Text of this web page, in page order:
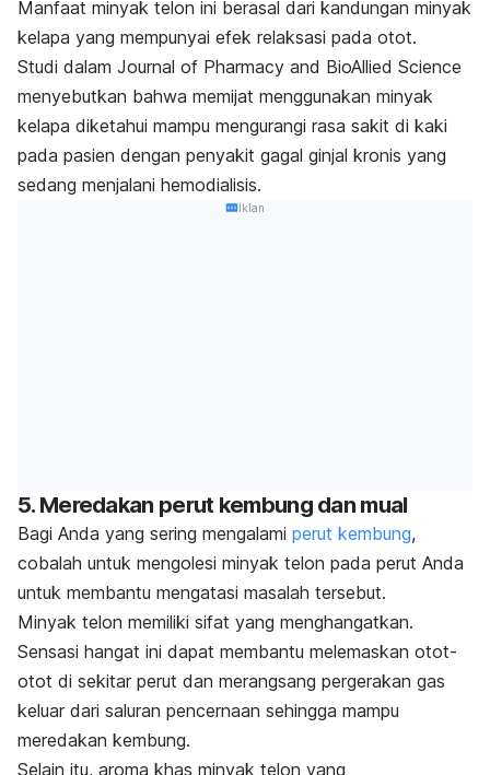
Manfaat minyak telon ini berasal dari kandungan minyak
kelapa yang mempunyai efek relaksasi pada otot.
Studi dalam Journal of Pharmacy and BioAllied Science
menyebutkan bahwa memijat menggunakan minyak
kelapa diketahui mampu mengurangi rasa sakit di kaki
pada pasien dengan penyakit gagal ginjal kronis yang
sedang menjalani hemodialisis.
Iklan
5. Meredakan perut kembung dan mual
Bagi Anda yang sering mengalami perut kembung,
cobalah untuk mengolesi minyak telon pada perut Anda
untuk membantu mengatasi masalah tersebut.
Minyak telon memiliki sifat yang menghangatkan.
Sensasi hangat ini dapat membantu melemaskan otot-
otot di sekitar perut dan merangsang pergerakan gas
keluar dari saluran pencernaan sehingga mampu
meredakan kembung.
Selain itu, aroma khas minyak telon yang